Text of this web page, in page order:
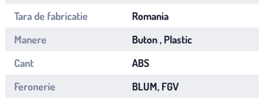
Tara de fabricatie
Romania
Manere
Buton , Plastic
Cant
ABS
Feronerie
BLUM, FGV